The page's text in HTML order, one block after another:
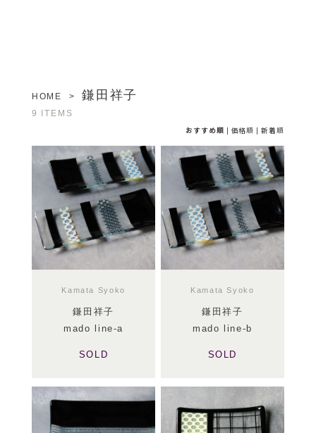
HOME > 鎌田祥子
9 ITEMS
おすすめ順 | 価格順 |新着順
Kamata Syoko
鎌田祥子
mado line-a
SOLD
Kamata Syoko
鎌田祥子
mado line-b
SOLD